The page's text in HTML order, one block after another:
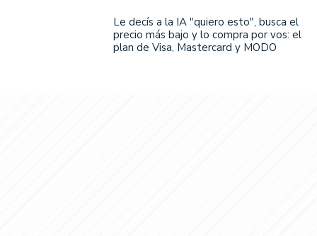
Le decís a la IA "quiero esto", busca el
precio más bajo y lo compra por vos: el
plan de Visa, Mastercard y MODO